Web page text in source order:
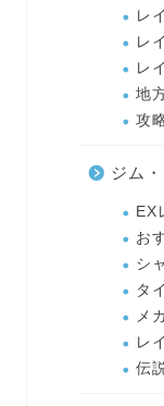
レ
レ
レ
地
攻
ジム
EX
お
シ
タ
メ
レ
伝